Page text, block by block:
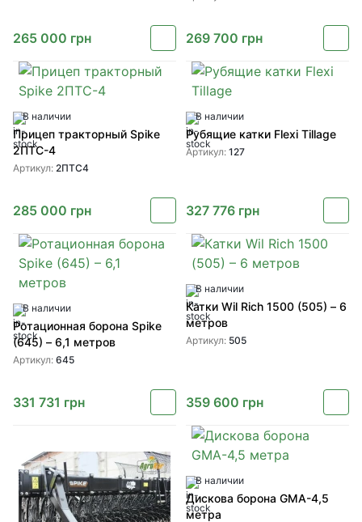
265 000 грн 269 700 грн
В наличии
Прицеп тракторный Spike
2ПТС-4
Артикул: 2ПТС4
285 000 грн
В наличии
Рубящие катки Flexi Tillage
Артикул: 127
327 776 грн
В наличии
Ротационная борона Spike
(645) – 6,1 метров
Артикул: 645
331 731 грн
В наличии
Катки Wil Rich 1500 (505) – 6
метров
Артикул: 505
359 600 грн
В наличии
Дискова борона GMA-4,5
метра